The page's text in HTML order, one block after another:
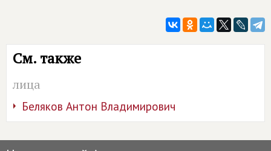
См. также
лица
Беляков Антон Владимирович